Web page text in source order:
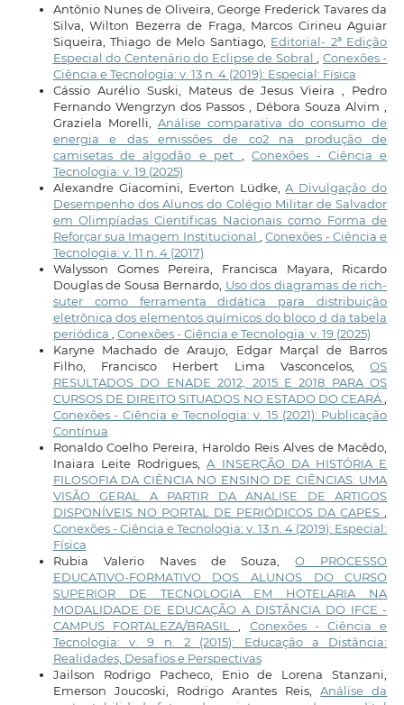
Antônio Nunes de Oliveira, George Frederick Tavares da
Silva, Wilton Bezerra de Fraga, Marcos Cirineu Aguiar
Siqueira, Thiago de Melo Santiago, Editorial- 2ª Edição
Especial do Centenário do Eclipse de Sobral
Conexões -
Ciência e Tecnologia: v. 13 n. 4 (2019): Especial: Física
Cássio Aurélio Suski, Mateus de Jesus Vieira , Pedro
Fernando Wengrzyn dos Passos , Débora Souza Alvim ,
Graziela Morelli, Análise comparativa do consumo de
energia e das emissões de co2 na produção de
camisetas de algodão e pet
,Conexões - Ciência e
Tecnologia: v. 19 (2025)
Alexandre Giacomini, Everton Lüdke,A Divulgação do
Desempenho dos Alunos do Colégio Militar de Salvador
em Olimpíadas Científicas Nacionais como Forma de
Reforçar sua Imagem Institucional
,Conexões - Ciência e
Tecnologia: v. 11 n. 4 (2017)
Walysson Gomes Pereira, Francisca Mayara, Ricardo
Douglas de Sousa Bernardo, Uso dos diagramas de rich-
suter como ferramenta didática para distribuição
eletrônica dos elementos químicos do bloco d da tabela
periódica
Conexões - Ciência e Tecnologia: v. 19 (2025)
Karyne Machado de Araujo, Edgar Marçal de Barros
Filho, Francisco Herbert Lima Vasconcelos,OS
RESULTADOS DO ENADE 2012, 2015 E 2018 PARA OS
CURSOS DE DIREITO SITUADOS NO ESTADO DO CEARÁ
Conexões - Ciência e Tecnologia: v. 15 (2021): Publicação
Contínua
Ronaldo Coelho Pereira, Haroldo Reis Alves de Macêdo,
Inaiara Leite Rodrigues,A INSERÇÃO DA HISTÓRIA E
FILOSOFIA DA CIÊNCIA NO ENSINO DE CIÊNCIAS: UMA
VISÃO GERAL A PARTIR DA ANALISE DE ARTIGOS
DISPONÍVEIS NO PORTAL DE PERIÓDICOS DA CAPES
Conexões - Ciência e Tecnologia: v. 13 n. 4 (2019): Especial:
Física
Rubia Valerio Naves de Souza,O PROCESSO
EDUCATIVO-FORMATIVO DOS ALUNOS DO CURSO
SUPERIOR DE TECNOLOGIA EM HOTELARIA NA
MODALIDADE DE EDUCAÇÃO A DISTÂNCIA DO IFCE -
CAMPUS FORTALEZA/BRASIL
Conexões - Ciência e
Tecnologia: v. 9 n. 2 (2015): Educação a Distância:
Realidades, Desafios e Perspectivas
Jailson Rodrigo Pacheco, Enio de Lorena Stanzani,
Emerson Joucoski, Rodrigo Arantes Reis,Análise da